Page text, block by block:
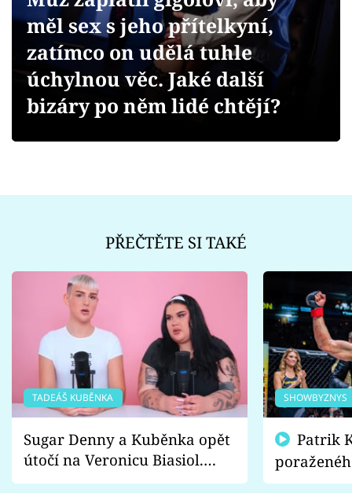
Videa
Sledujte prima+
měl sex s jeho přítelkyní,
zatímco on udělá tuhle
úchylnou věc. Jaké další
bizáry po něm lidé chtějí?
PŘEČTĚTE SI TAKÉ
TADEÁŠ KUBĚNKA
Sugar Denny a Kuběnka opět
útočí na Veronicu Biasiol.
Proč je podle nich falešná a
SHOWBYZNYS
fanoušci